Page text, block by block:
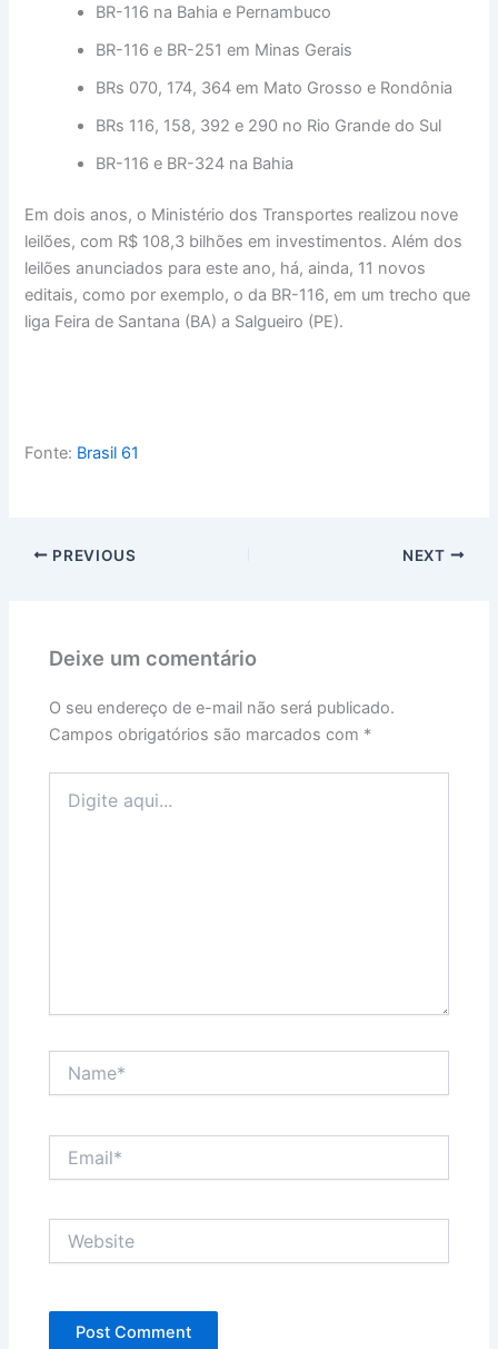
BR-116 na Bahia e Pernambuco
BR-116 e BR-251 em Minas Gerais
BRs 070, 174, 364 em Mato Grosso e Rondônia
BRs 116, 158, 392 e 290 no Rio Grande do Sul
BR-116 e BR-324 na Bahia
Em dois anos, o Ministério dos Transportes realizou nove
leilões, com R$ 108,3 bilhões em investimentos. Além dos
leilões anunciados para este ano, há, ainda, 11 novos
editais, como por exemplo, o da BR-116, em um trecho que
liga Feira de Santana (BA) a Salgueiro (PE).
Fonte: Brasil 61
PREVIOUS NEXT
Deixe um comentário
O seu endereço de e-mail não será publicado.
Campos obrigatórios são marcados com *
aqui...